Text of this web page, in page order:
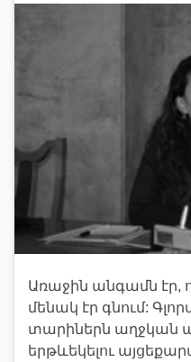
Առաջին անգամն էր,
մենակ էր գնում:
տարիներն աղջկան
երթևեկելու